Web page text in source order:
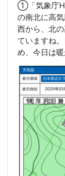
①「気象庁
の南北に高
西から、北
ていますね
め、今日は